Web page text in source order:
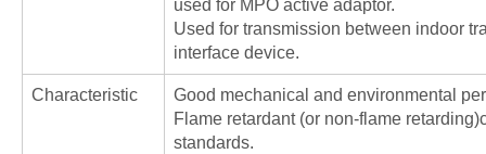
used for MPO active adaptor.
Used for transmission between indoor
interface device.
Characteristic
Good mechanical and environmental
Flame retardant (or non-flame
standards.